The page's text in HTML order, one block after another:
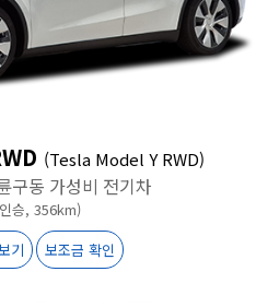
(Tesla Model Y RWD)
구동 가성비 전기차
승, 356km)
기
보조금 확인